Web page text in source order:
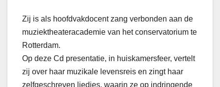
Zij is als hoofdvakdocent zang verbonden aan de
muziektheateracademie van het conservatorium te
Rotterdam.
Op deze Cd presentatie, in huiskamersfeer, vertelt
zij over haar muzikale levensreis en zingt haar
zelfgeschreven liedjes, waarin ze op indringende